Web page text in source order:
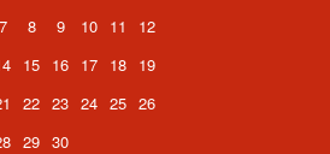
7 8 9 10 11
12
15 16 17 18 19
22 23 24 25 26
29 30